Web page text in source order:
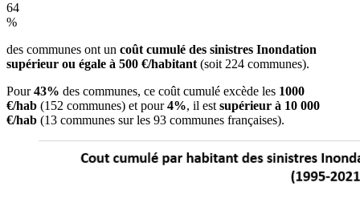
64
%
des communes ont un coût cumulé des sinistres Inondation
supérieur ou égale à 500 €/habitant(soit 224 communes).
Pour43% des communes, ce coût cumulé excède les 1000
€/hab (152 communes) et pour4%, il estsupérieur à 10 000
€/hab (13 communes sur les 93 communes françaises).